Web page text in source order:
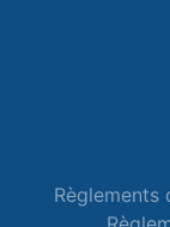
Règlements